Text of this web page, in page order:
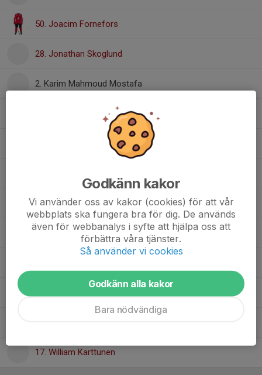
50. Joacim Fornefors
28. Jonathan Skoglund
2. Karim Mahmoud Mostafa
46. Max Johnsson
29. Måns Nilsson
17. William Karttunen
Godkänn kakor
Vi använder oss av kakor (cookies) för att vår
webbplats ska fungera bra för dig. De används
även för webbanalys i syfte att hjälpa oss att
förbättra våra tjänster.
Så använder vi cookies
Godkänn alla kakor
Bara nödvändiga